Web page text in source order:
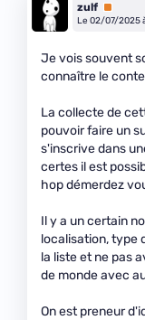
zulf Premium
Le 02/07/2025
Je vois souvent
connaître le
La collecte de
pouvoir faire un
s'inscrive dans
certes il est
hop démerdez
Il y a un certain
localisation, type
la liste et ne pas
de monde avec
On est preneur